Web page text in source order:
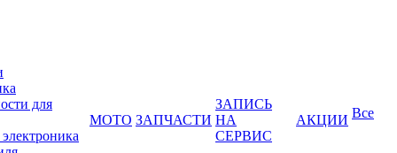
для
МОТО ЗАПЧАСТИ
ЗАПИСЬ
НА
СЕРВИС
АКЦИИ Все